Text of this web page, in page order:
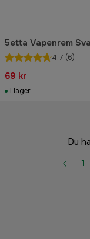
5etta Vapenrem
4.7 (6)
69 kr
I lager
Du
1